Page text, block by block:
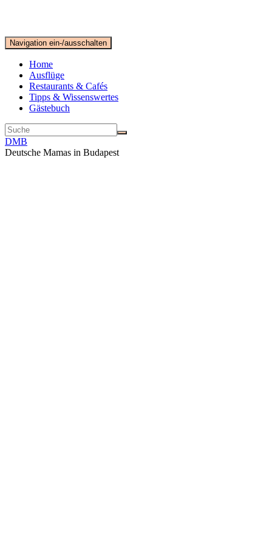
Navigation ein-/ausschalten
Home
Ausflüge
Restaurants & Cafés
Tipps & Wissenswertes
Gästebuch
DMB
Deutsche Mamas in Budapest